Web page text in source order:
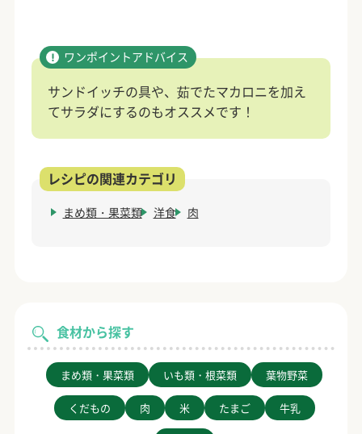
食材から探す
まめ類・果菜類 いも類・根菜類 葉物野菜
くだもの 肉 米 たまご 牛乳
サンドイッチの具や、茹でたマカロニを加え
てサラダにするのもオススメです！
まめ類・果菜類 洋食 肉